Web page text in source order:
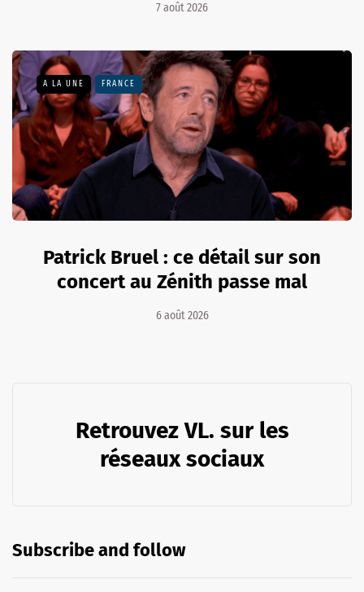
7 août 2026
A LA UNE FRANCE
Patrick Bruel : ce détail sur son
concert au Zénith passe mal
6 août 2026
Retrouvez VL. sur les
réseaux sociaux
Subscribe and follow